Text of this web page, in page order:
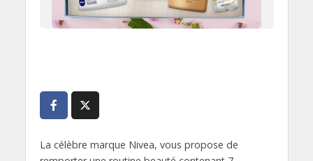
La célèbre marque Nivea, vous propose de